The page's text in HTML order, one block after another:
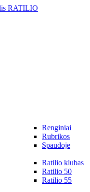
Renginiai
Rubrikos
Spaudoje
Ratilio klubas
Ratilio 50
Ratilio 55